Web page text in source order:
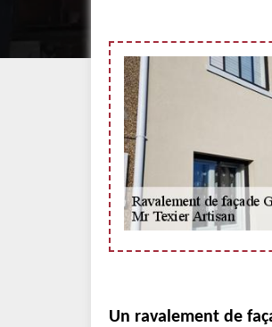
Un ravalement de